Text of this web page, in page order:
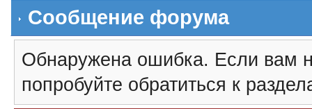
Сообщение форума
Обнаружена ошибка. Если вам
попробуйте обратиться к